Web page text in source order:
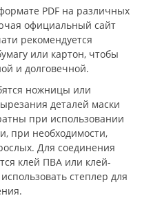
PDF на различных
официальный сайт
рекомендуется
или картон, чтобы
и долговечной.
ножницы или
деталей маски
при использовании
при необходимости,
Для соединения
клей ПВА или клей-
степлер для